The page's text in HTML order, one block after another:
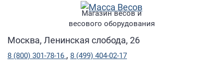
Магазин весов и
весового оборудования
Москва, Ленинская слобода, 26
8 (800) 301-78-16 , 8 (499) 404-02-17